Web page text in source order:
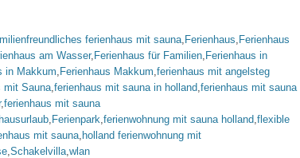
ferienhaus mit sauna, Ferienhaus, Ferienhaus
am Wasser, Ferienhaus für Familien, Ferienhaus in
in Makkum, Ferienhaus Makkum,ferienhaus mit angelsteg
mit Sauna,ferienhaus mit sauna in holland,ferienhaus mit sauna
,ferienhaus mit sauna
, Ferienpark,ferienwohnung mit sauna holland,flexible
mit sauna, holland ferienwohnung mit
,Schakelvilla,wlan